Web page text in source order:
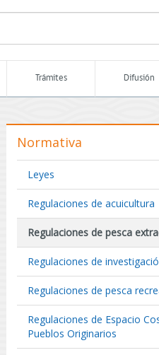
Trámites Difusión
Normativa
Leyes
Regulaciones de acuicultura
Regulaciones de pesca
Regulaciones de
Regulaciones de pesca
Regulaciones de Espacio
Pueblos Originarios